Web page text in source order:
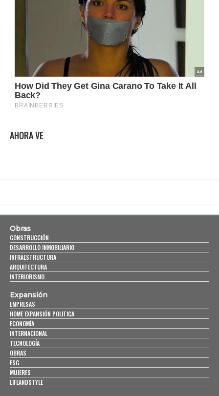
AHORA VE
Obras
CONSTRUCCIÓN
DESARROLLO INMOBILIARIO
INFRAESTRUCTURA
ARQUITECTURA
INTERIORISMO
Expansión
EMPRESAS
HOME EXPANSIÓN POLITICA
ECONOMÍA
INTERNACIONAL
TECNOLOGÍA
OBRAS
ESG
MUJERES
LIFEANDSTYLE